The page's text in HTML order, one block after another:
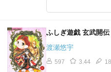
ふしぎ遊戯 玄武開
渡瀬悠宇
597 3.44 18